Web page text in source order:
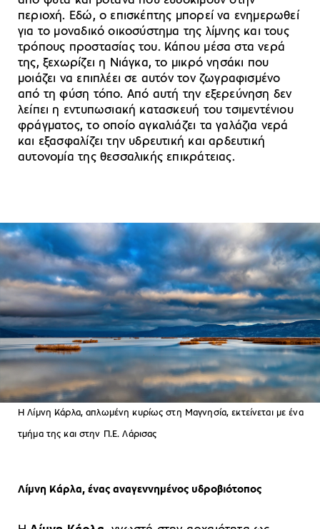
περιοχή. Εδώ, ο επισκέπτης μπορεί να ενημερωθεί
για το μοναδικό οικοσύστημα της λίμνης και τους
τρόπους προστασίας του. Κάπου μέσα στα νερά
της, ξεχωρίζει η Νιάγκα, το μικρό νησάκι που
μοιάζει να επιπλέει σε αυτόν τον ζωγραφισμένο
από τη φύση τόπο. Από αυτή την εξερεύνηση δεν
λείπει η εντυπωσιακή κατασκευή του τσιμεντένιου
φράγματος, το οποίο αγκαλιάζει τα γαλάζια νερά
και εξασφαλίζει την υδρευτική και αρδευτική
αυτονομία της θεσσαλικής επικράτειας.
Η Λίμνη Κάρλα, απλωμένη κυρίως στη Μαγνησία, εκτείνεται με ένα
τμήμα της και στην Π.Ε. Λάρισας
Λίμνη Κάρλα, ένας αναγεννημένος υδροβιότοπος